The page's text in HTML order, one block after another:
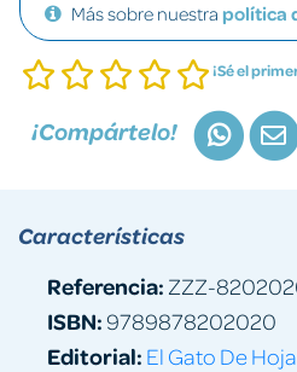
Más sobre nuestra política
¡Sé el
¡Compártelo!
Características
Referencia: ZZZ-
ISBN:9789878202020
Editorial: El Gato De